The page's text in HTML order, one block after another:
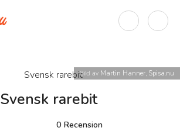
Bild av Martin Hanner, Spisa.nu
Svensk rarebit
0 Recension